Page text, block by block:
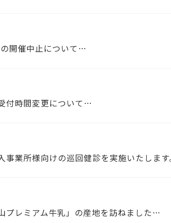
開催中止について…
付時間変更について…
事業所様向けの巡回健診を実施いたしま
プレミアム牛乳」の産地を訪ねました…